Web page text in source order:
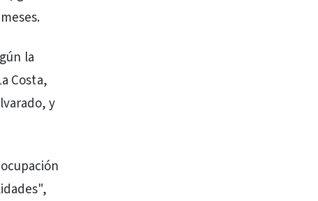
la
Costa,
y